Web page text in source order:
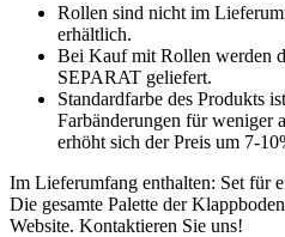
Rollen sind nicht im
erhältlich.
Bei Kauf mit Rollen werden
SEPARAT geliefert.
Standardfarbe des Produkts
Farbänderungen für weniger
erhöht sich der Preis um 7-
Im Lieferumfang enthalten: Set für
Die gesamte Palette der
Website. Kontaktieren Sie uns!